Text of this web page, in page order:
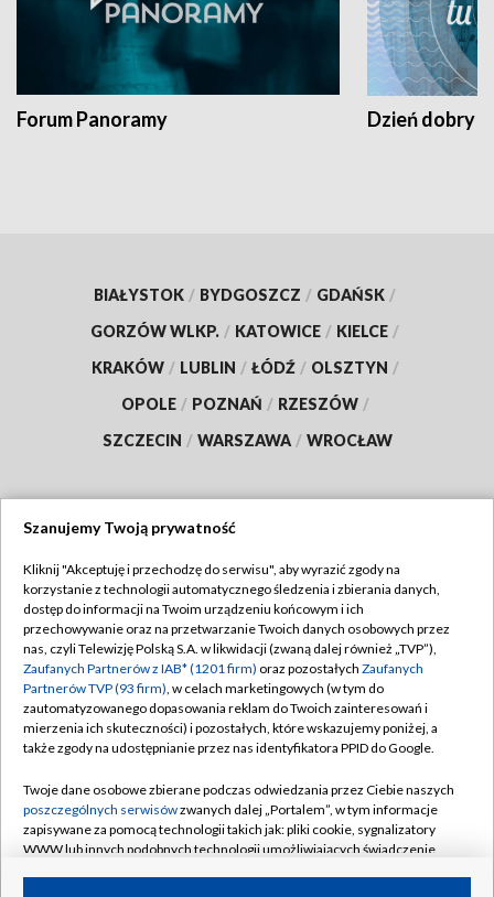
Forum Panoramy Dzień dobry
BIAŁYSTOK / BYDGOSZCZ / GDAŃSK /
GORZÓW WLKP. / KATOWICE / KIELCE /
KRAKÓW / LUBLIN / ŁÓDŹ / OLSZTYN /
OPOLE / POZNAŃ / RZESZÓW /
SZCZECIN / WARSZAWA / WROCŁAW
TVP
Abonament TVP
Emisja w TVP
Centrum informacji TVP
Naziemna Telewizja Cyfrowa
Rada Programowa
System NOS
Informacje o nadawcy
Regulamin TVP
Polityka prywatności
Moje zgody
Pomoc
Kontakt
Kanały
Szanujemy Twoją prywatność
Kliknij "Akceptuję i przechodzę do serwisu", aby wyrazić zgody na
korzystanie z technologii automatycznego śledzenia i zbierania danych,
dostęp do informacji na Twoim urządzeniu końcowym i ich
przechowywanie oraz na przetwarzanie Twoich danych osobowych przez
nas, czyli Telewizję Polską S.A. w likwidacji (zwaną dalej również „TVP”),
Zaufanych Partnerów z IAB* (1201 firm) oraz pozostałych Zaufanych
Partnerów TVP (93 firm), w celach marketingowych (w tym do
zautomatyzowanego dopasowania reklam do Twoich zainteresowań i
mierzenia ich skuteczności) i pozostałych, które wskazujemy poniżej, a
także zgody na udostępnianie przez nas identyfikatora PPID do Google.
Twoje dane osobowe zbierane podczas odwiedzania przez Ciebie naszych
poszczególnych serwisówzwanych dalej „Portalem”, w tym informacje
zapisywane za pomocą technologii takich jak: pliki cookie, sygnalizatory
WWW lub innych podobnych technologii umożliwiających świadczenie